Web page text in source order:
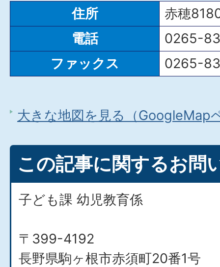
住所
赤穂
電話
0265-
ファックス
0265-
大きな地図を見る（GoogleMap
この記事に関するお問
子ども課 幼児教育係
〒399-4192
長野県駒ヶ根市赤須町20番1号